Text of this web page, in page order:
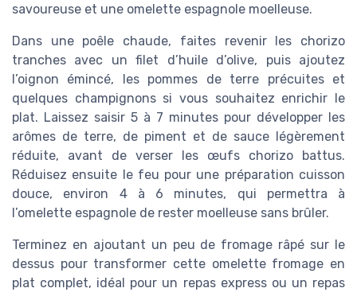
savoureuse et une omelette espagnole moelleuse.
Dans une poêle chaude, faites revenir les chorizo
tranches avec un filet d’huile d’olive, puis ajoutez
l’oignon émincé, les pommes de terre précuites et
quelques champignons si vous souhaitez enrichir le
plat. Laissez saisir 5 à 7 minutes pour développer les
arômes de terre, de piment et de sauce légèrement
réduite, avant de verser les œufs chorizo battus.
Réduisez ensuite le feu pour une préparation cuisson
douce, environ 4 à 6 minutes, qui permettra à
l’omelette espagnole de rester moelleuse sans brûler.
Terminez en ajoutant un peu de fromage râpé sur le
dessus pour transformer cette omelette fromage en
plat complet, idéal pour un repas express ou un repas